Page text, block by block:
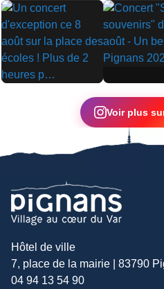
▶
▶
Voir plus
Hôtel de ville
7, place de la mairie | 83790
04 94 13 54 90